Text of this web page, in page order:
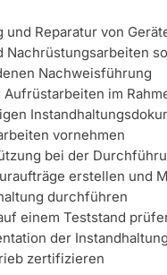
und Reparatur von
Nachrüstungsarbeiten
Nachweisführung
im
vornehmen
bei der
erstellen und
durchführen
einem Teststand
der
zertifizieren